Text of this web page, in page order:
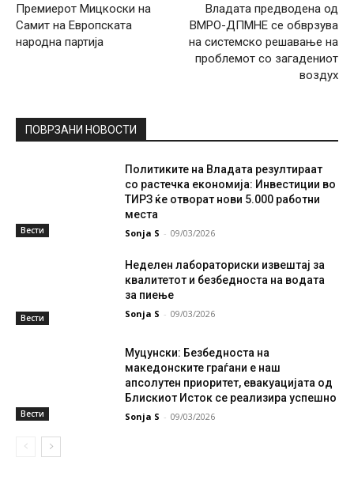
Премиерот Мицкоски на
Самит на Европската
народна партија
Владата предводена од
ВМРО-ДПМНЕ се обврзува
на системско решавање на
проблемот со загадениот
воздух
ПОВРЗАНИ НОВОСТИ
Вести
Политиките на Владата резултираат
со растечка економија: Инвестиции во
ТИРЗ ќе отворат нови 5.000 работни
места
Sonja S - 09/03/2026
Вести
Неделен лабораториски извештај за
квалитетот и безбедноста на водата
за пиење
Sonja S - 09/03/2026
Вести
Муцунски: Безбедноста на
македонските граѓани е наш
апсолутен приоритет, евакуацијата од
Блискиот Исток се реализира успешно
Sonja S - 09/03/2026